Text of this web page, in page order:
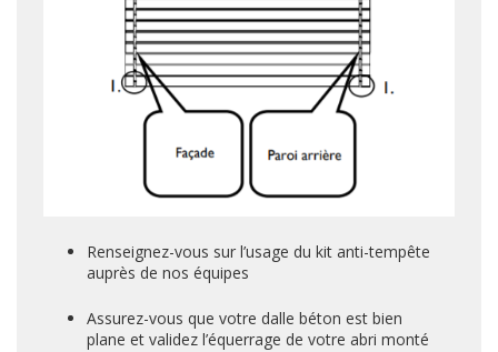
Renseignez-vous sur l’usage du kit anti-tempête
auprès de nos équipes
Assurez-vous que votre dalle béton est bien
plane et validez l’équerrage de votre abri monté